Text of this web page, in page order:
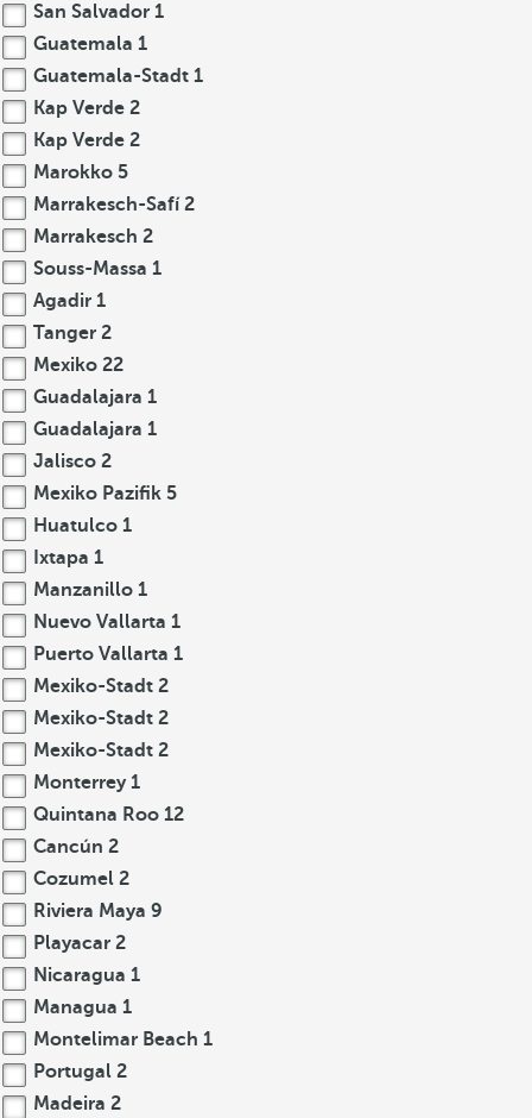
San Salvador 1
Guatemala 1
Guatemala-Stadt 1
Kap Verde 2
Kap Verde 2
Marokko 5
Marrakesch-Safí2
Marrakesch 2
Souss-Massa 1
Agadir 1
Tanger 2
Mexiko 22
Guadalajara 1
Guadalajara 1
Jalisco 2
Mexiko Pazifik 5
Huatulco 1
Ixtapa 1
Manzanillo 1
Nuevo Vallarta 1
Puerto Vallarta 1
Mexiko-Stadt 2
Mexiko-Stadt 2
Mexiko-Stadt 2
Monterrey 1
Quintana Roo 12
Cancún 2
Cozumel 2
Riviera Maya 9
Playacar 2
Nicaragua 1
Managua 1
Montelimar Beach 1
Portugal 2
Madeira 2